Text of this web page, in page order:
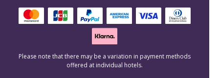
Please note that there may be a variation in payment methods
offered at individual hotels.